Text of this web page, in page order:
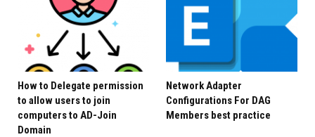
How to Delegate permission
to allow users to join
computers to AD-Join
Domain
Network Adapter
Configurations For DAG
Members best practice